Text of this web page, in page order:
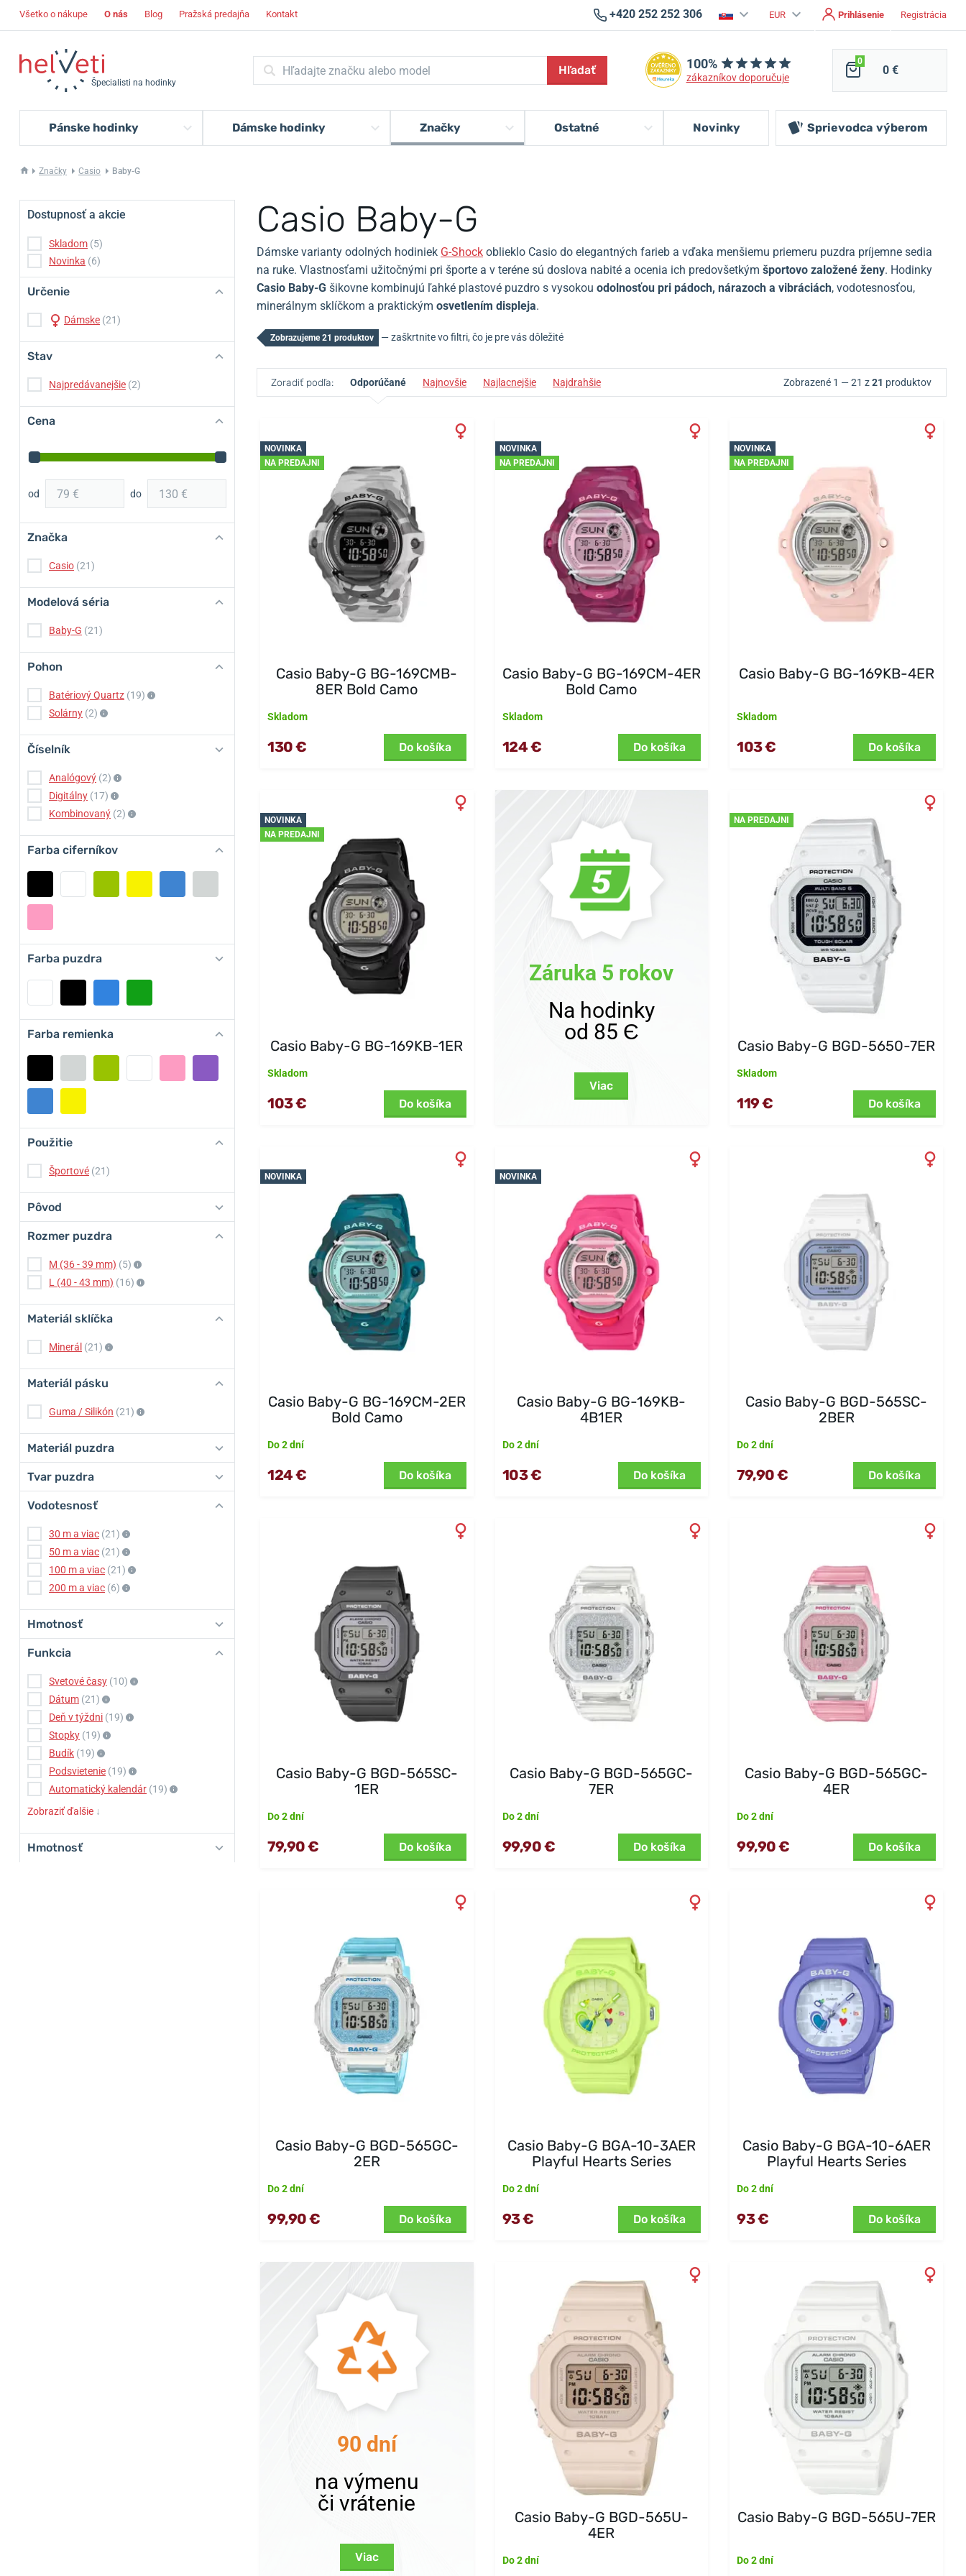
Všetko o nákupe O nás Blog Pražská predajňa Kontakt +420 252 252 306 EUR Prihlásenie Registrácia
Špecialisti na hodinky
Hľadať 100%
zákazníkov doporučuje
0
0 €
Pánske hodinky Dámske hodinky Značky Ostatné Novinky Sprievodca výberom
Značky Casio Baby-G
Casio Baby-G
Dámske varianty odolných hodiniek G-Shock oblieklo Casio do elegantných farieb a vďaka menšiemu priemeru puzdra príjemne sedia
na ruke. Vlastnosťami užitočnými pri športe a v teréne sú doslova nabité a ocenia ich predovšetkým športovo založené ženy. Hodinky
Casio Baby-G šikovne kombinujú ľahké plastové puzdro s vysokou odolnosťou pri pádoch, nárazoch a vibráciách, vodotesnosťou,
minerálnym sklíčkom a praktickým osvetlením displeja.
Dostupnosť a akcie
Skladom (5)
Novinka (6)
Určenie
Dámske (21)
Stav
Najpredávanejšie (2)
Cena
od do
Značka
Casio (21)
Modelová séria
Baby-G (21)
Pohon
Batériový Quartz (19)
Solárny (2)
Číselník
Analógový (2)
Digitálny (17)
Kombinovaný (2)
Farba ciferníkov
Farba puzdra
Farba remienka
Použitie
Športové (21)
Pôvod
Rozmer puzdra
M (36 - 39 mm) (5)
L (40 - 43 mm) (16)
Materiál sklíčka
Minerál (21)
Materiál pásku
Guma / Silikón (21)
Materiál puzdra
Tvar puzdra
Vodotesnosť
30 m a viac (21)
50 m a viac (21)
100 m a viac (21)
200 m a viac (6)
Hmotnosť
Funkcia
Svetové časy (10)
Dátum (21)
Deň v týždni (19)
Stopky (19)
Budík (19)
Podsvietenie (19)
Automatický kalendár (19)
Zobraziť ďalšie ↓
Hmotnosť
Zobrazujeme 21 produktov — zaškrtnite vo filtri, čo je pre vás dôležité
Zoradiť podľa: Odporúčané Najnovšie Najlacnejšie Najdrahšie Zobrazené 1 — 21 z21 produktov
NOVINKA
NA PREDAJNI
Casio Baby-G BG-169CMB-
8ER Bold Camo
Skladom
130 € Do košíka
NOVINKA
NA PREDAJNI
Casio Baby-G BG-169CM-4ER
Bold Camo
Skladom
124 € Do košíka
NOVINKA
NA PREDAJNI
Casio Baby-G BG-169KB-4ER
Skladom
103 € Do košíka
NOVINKA
NA PREDAJNI
Casio Baby-G BG-169KB-1ER
Skladom
103 € Do košíka
Záruka 5 rokov
Na hodinky
od 85 Є
Viac
NA PREDAJNI
Casio Baby-G BGD-5650-7ER
Skladom
119 € Do košíka
NOVINKA
Casio Baby-G BG-169CM-2ER
Bold Camo
Do 2 dní
124 € Do košíka
NOVINKA
Casio Baby-G BG-169KB-
4B1ER
Do 2 dní
103 € Do košíka
Casio Baby-G BGD-565SC-
2BER
Do 2 dní
79,90 € Do košíka
Casio Baby-G BGD-565SC-
1ER
Do 2 dní
79,90 € Do košíka
Casio Baby-G BGD-565GC-
7ER
Do 2 dní
99,90 € Do košíka
Casio Baby-G BGD-565GC-
4ER
Do 2 dní
99,90 € Do košíka
Casio Baby-G BGD-565GC-
2ER
Do 2 dní
99,90 € Do košíka
Casio Baby-G BGA-10-3AER
Playful Hearts Series
Do 2 dní
93 € Do košíka
Casio Baby-G BGA-10-6AER
Playful Hearts Series
Do 2 dní
93 € Do košíka
90 dní
na výmenu
či vrátenie
Viac
Casio Baby-G BGD-565U-
4ER
Do 2 dní
Casio Baby-G BGD-565U-7ER
Do 2 dní